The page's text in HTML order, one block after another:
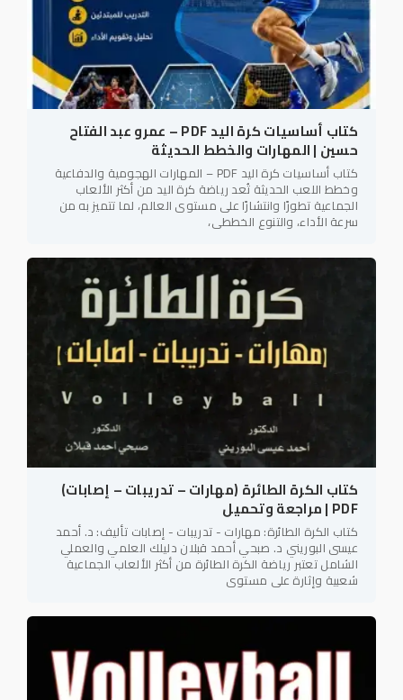
كتاب أساسيات كرة اليد PDF – عمرو عبد الفتاح
حسين | المهارات والخطط الحديثة
كتاب أساسيات كرة اليد PDF – المهارات الهجومية والدفاعية
وخطط اللعب الحديثة تُعد رياضة كرة اليد من أكثر الألعاب
الجماعية تطورًا وانتشارًا على مستوى العالم، لما تتميز به من
سرعة الأداء، والتنوع الخططي،
كتاب الكرة الطائرة (مهارات – تدريبات – إصابات)
PDF | مراجعة وتحميل
كتاب الكرة الطائرة: مهارات - تدريبات - إصابات تأليف: د. أحمد
عيسى البوريني د. صبحي أحمد قبلان دليلك العلمي والعملي
الشامل تعتبر رياضة الكرة الطائرة من أكثر الألعاب الجماعية
شعبية وإثارة على مستوى